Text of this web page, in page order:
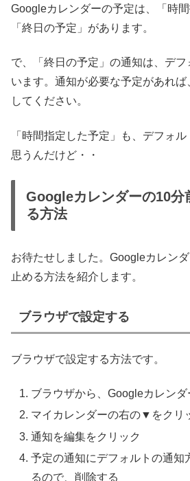
Googleカレンダーの予定は、「時
「終日の予定」があります。
で、「終日の予定」の通知は、デ
います。通知が必要な予定があれ
してください。
「時間指定した予定」も、デフォ
思うんだけど・・
Googleカレンダーの10分
る方法
お待たせしました。Googleカレン
止める方法を紹介します。
ブラウザで設定する
ブラウザで設定する方法です。
ブラウザから、Googleカレンダ
マイカレンダーの右の▼をクリ
通知を編集をクリック
予定の通知にデフォルトの通知
るので、削除する